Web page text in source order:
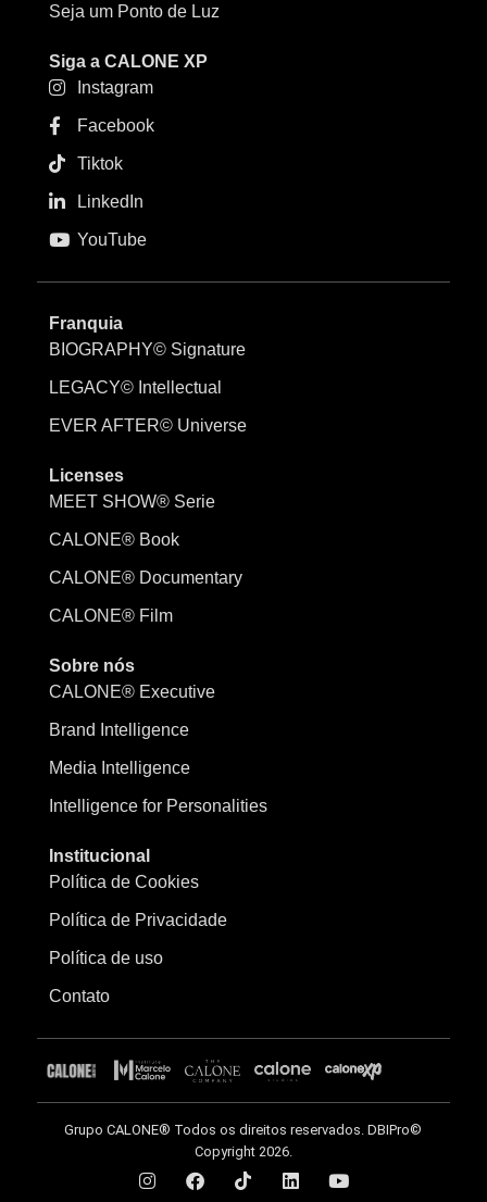
Seja um Ponto de Luz
Siga a CALONE XP
Instagram
Facebook
Tiktok
LinkedIn
YouTube
Franquia
BIOGRAPHY© Signature
LEGACY© Intellectual
EVER AFTER© Universe
Licenses
MEET SHOW® Serie
CALONE® Book
CALONE® Documentary
CALONE® Film
Sobre nós
CALONE® Executive
Brand Intelligence
Media Intelligence
Intelligence for Personalities
Institucional
Política de Cookies
Política de Privacidade
Política de uso
Contato
Grupo CALONE® Todos os direitos reservados. DBIPro©
Copyright 2026.